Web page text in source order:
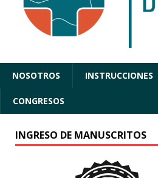
NOSOTROS INSTRUCCIONES
CONGRESOS
INGRESO DE MANUSCRITOS